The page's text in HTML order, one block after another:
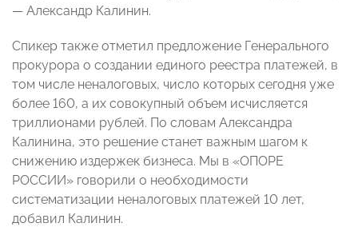
— Александр Калинин.
Спикер также отметил предложение Генерального
прокурора о создании единого реестра платежей, в
том числе неналоговых, число которых сегодня уже
более 160, а их совокупный объем исчисляется
триллионами рублей. По словам Александра
Калинина, это решение станет важным шагом к
снижению издержек бизнеса. Мы в «ОПОРЕ
РОССИИ» говорили о необходимости
систематизации неналоговых платежей 10 лет,
добавил Калинин.